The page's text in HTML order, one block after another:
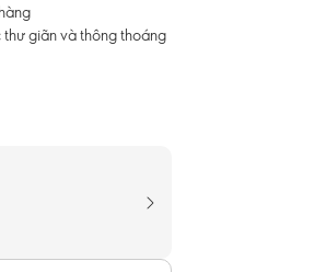
giãn và thông thoáng